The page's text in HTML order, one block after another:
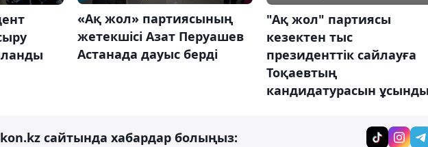
«Ақ жол» партиясының
жетекшісі Азат Перуашев
Астанада дауыс берді
"Ақ жол" партиясы
кезектен тыс
президенттік сайлауға
Тоқаевтың
кандидатурасын
сайтында хабардар болыңыз: